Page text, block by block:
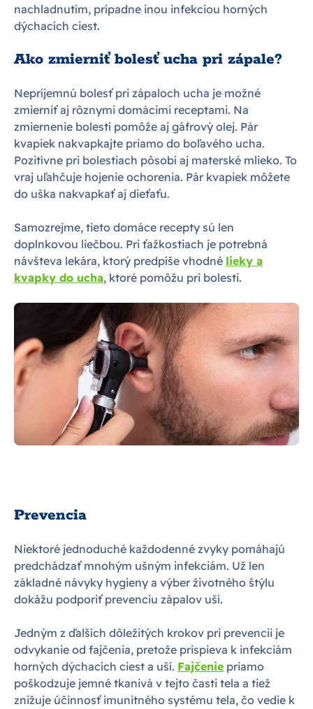
nachladnutím, prípadne inou infekciou horných
dýchacích ciest.
Ako zmierniť bolesť ucha pri zápale?
Nepríjemnú bolesť pri zápaloch ucha je možné
zmierniť aj rôznymi domácimi receptami. Na
zmiernenie bolestí pomôže aj gáfrový olej. Pár
kvapiek nakvapkajte priamo do boľavého ucha.
Pozitívne pri bolestiach pôsobí aj materské mlieko. To
vraj uľahčuje hojenie ochorenia. Pár kvapiek môžete
do uška nakvapkať aj dieťaťu.
Samozrejme, tieto domáce recepty sú len
doplnkovou liečbou. Pri ťažkostiach je potrebná
návšteva lekára, ktorý predpíše vhodné lieky a
kvapky do ucha, ktoré pomôžu pri bolesti.
Prevencia
Niektoré jednoduché každodenné zvyky pomáhajú
predchádzať mnohým ušným infekciám. Už len
základné návyky hygieny a výber životného štýlu
dokážu podporiť prevenciu zápalov uší.
Jedným z ďalších dôležitých krokov pri prevencii je
odvykanie od fajčenia, pretože prispieva k infekciám
horných dýchacích ciest a uší. Fajčenie priamo
poškodzuje jemné tkanivá v tejto časti tela a tiež
znižuje účinnosť imunitného systému tela, čo vedie k